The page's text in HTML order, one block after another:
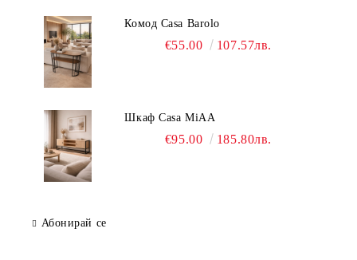
Комод Casa Barolo
€55.00 107.57лв.
Шкаф Casa MiAA
€95.00 185.80лв.
Абонирай се